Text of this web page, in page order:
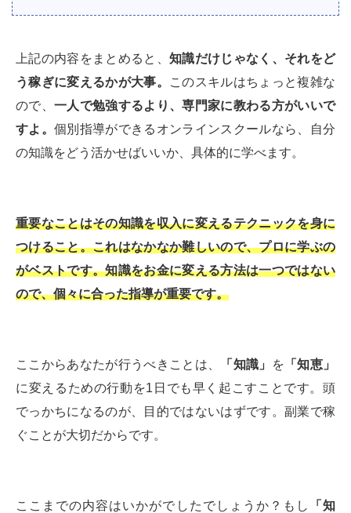
上記の内容をまとめると、 知識だけじゃなく、それをど
う稼ぎに変えるかが大事。
このスキルはちょっと複雑な
ので、 一人で勉強するより、専門家に教わる方がいいで
すよ。 個別指導ができるオンラインスクールなら、自分
の知識をどう活かせばいいか、具体的に学べます。
重要なことはその知識を収入に変えるテクニックを身に
つけること。これはなかなか難しいので、プロに学ぶの
がベストです。知識をお金に変える方法は一つではない
ので、個々に合った指導が重要です。
ここからあなたが行うべきことは、 「知識」 を 「知恵」
に変えるための行動を1日でも早く起こすことです。頭
でっかちになるのが、目的ではないはずです。副業で稼
ぐことが大切だからです。
ここまでの内容はいかがでしたでしょうか？もし
「知